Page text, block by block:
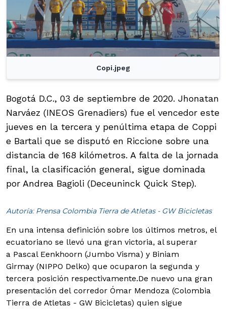
Copi.jpeg
Bogotá D.C., 03 de septiembre de 2020. Jhonatan
Narváez (INEOS Grenadiers) fue el vencedor este
jueves en la tercera y penúltima etapa de Coppi
e Bartali que se disputó en Riccione sobre una
distancia de 168 kilómetros. A falta de la jornada
final, la clasificación general, sigue dominada
por Andrea Bagioli (Deceuninck Quick Step).
Autoría: Prensa Colombia Tierra de Atletas - GW Bicicletas
En una intensa definición sobre los últimos metros, el
ecuatoriano se llevó una gran victoria, al superar
a Pascal Eenkhoorn (Jumbo Visma) y Biniam
Girmay (NIPPO Delko) que ocuparon la segunda y
tercera posición respectivamente.De nuevo una gran
presentación del corredor Ómar Mendoza (Colombia
Tierra de Atletas - GW Bicicletas) quien sigue